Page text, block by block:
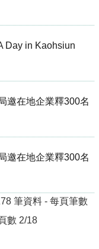
Day in Kaohsiun
邀在地企業釋300名
邀在地企業釋300名
筆資料 - 每頁筆數
數 2/18